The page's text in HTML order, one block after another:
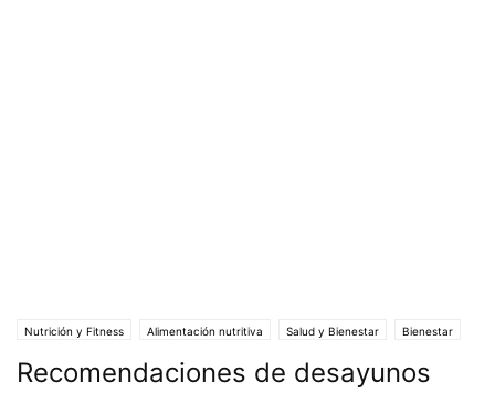
Nutrición y Fitness Alimentación nutritiva Salud y Bienestar Bienestar
Dietas
Recomendaciones de desayunos